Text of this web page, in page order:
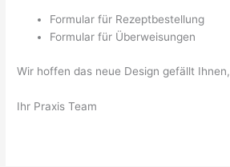
Formular für Rezeptbestellung
Formular für Überweisungen
Wir hoffen das neue Design gefällt Ihnen,
Ihr Praxis Team